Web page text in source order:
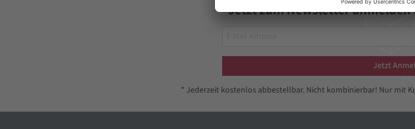
Jetzt zum Newsletter
Jetzt
* Jederzeit kostenlos abbestellbar. Nicht kombinierbar! Nur mit